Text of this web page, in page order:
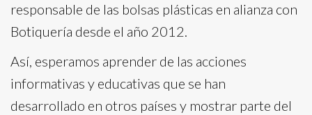
responsable de las bolsas plásticas en alianza con
Botiquería desde el año 2012.
Así, esperamos aprender de las acciones
informativas y educativas que se han
desarrollado en otros países y mostrar parte del